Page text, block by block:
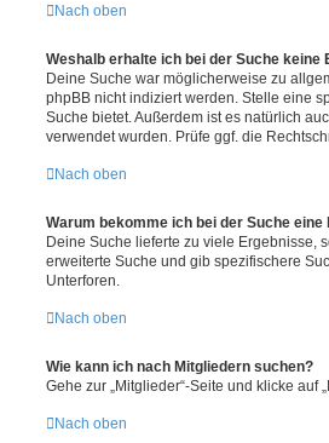
Nach oben
Weshalb erhalte ich bei der Suche keine
Deine Suche war möglicherweise zu
phpBB nicht indiziert werden. Stelle eine
Suche bietet. Außerdem ist es natürlich
verwendet wurden. Prüfe ggf. die
Nach oben
Warum bekomme ich bei der Suche eine
Deine Suche lieferte zu viele Ergebnisse,
erweiterte Suche und gib spezifischere
Unterforen.
Nach oben
Wie kann ich nach Mitgliedern suchen?
Gehe zur „Mitglieder“-Seite und klicke auf
Nach oben